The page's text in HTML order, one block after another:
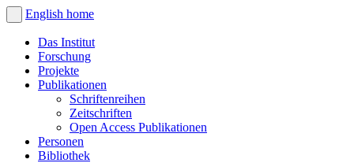
English home
Das Institut
Forschung
Projekte
Publikationen
Schriftenreihen
Zeitschriften
Open Access Publikationen
Personen
Bibliothek